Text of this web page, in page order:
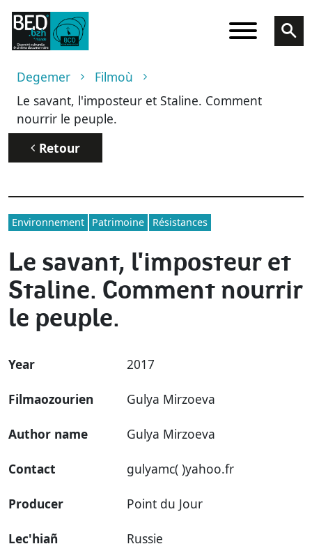
Skip to main content
Breadcrumb
Degemer
Filmoù
Le savant, l'imposteur et Staline. Comment
nourrir le peuple.
Retour
Environnement Patrimoine Résistances
Le savant, l'imposteur et
Staline. Comment nourrir
le peuple.
Year 2017
Filmaozourien Gulya Mirzoeva
Author name Gulya Mirzoeva
Contact gulyamc( )yahoo.fr
Producer Point du Jour
Lec'hiañ Russie